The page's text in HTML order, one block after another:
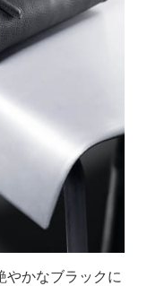
やかなブラックに